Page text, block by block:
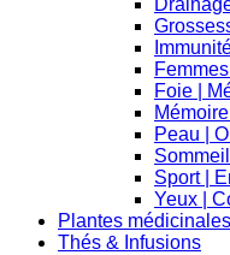
Foie |
Peau |
Sommeil
Sport |
Yeux |
Plantes médicinales
Thés & Infusions